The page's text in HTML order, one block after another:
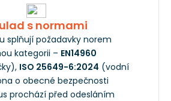
s normami
splňují požadavky norem
kategorii – EN14960
ISO 25649-6:2024 (vodní
o obecné bezpečnosti
prochází před odesláním